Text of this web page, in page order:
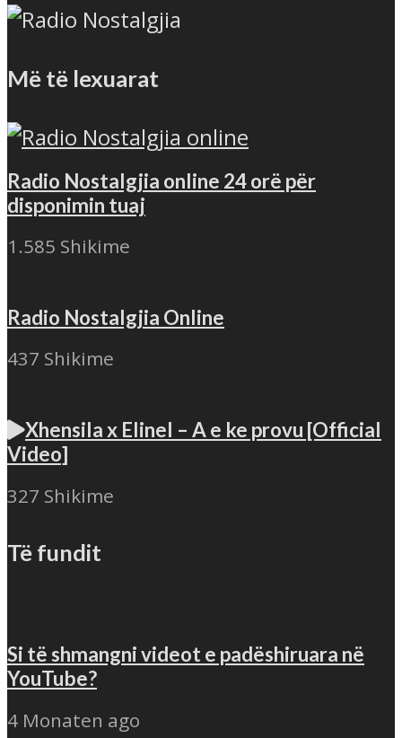
Më të lexuarat
Radio Nostalgjia online 24 orë për
disponimin tuaj
1.585 Shikime
Radio Nostalgjia Online
437 Shikime
Xhensila x Elinel – A e ke provu [Official
Video]
327 Shikime
Të fundit
Si të shmangni videot e padëshiruara në
YouTube?
4 Monaten ago